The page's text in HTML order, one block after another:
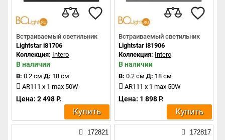
Встраиваемый светильник
Lightstar i81706
Коллекция: Intero
В наличии
В: 0.2 см Д: 18 см
AR111 x 1 max 50W
Цена: 2 498 Р.
Купить
Встраиваемый светильник
Lightstar i81906
Коллекция: Intero
В наличии
В: 0.2 см Д: 18 см
AR111 x 1 max 50W
Цена: 1 898 Р.
Купить
172821 172817